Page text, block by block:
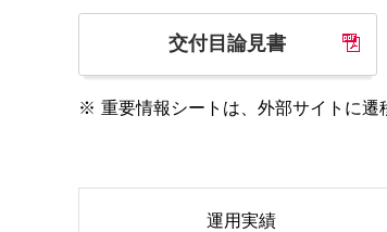
交付目論見書
※ 重要情報シートは、外部サイトに遷
運用実績